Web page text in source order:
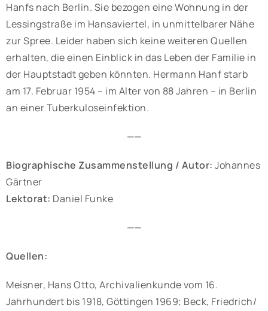
Hanfs nach Berlin. Sie bezogen eine Wohnung in der
Lessingstraße im Hansaviertel, in unmittelbarer Nähe
zur Spree. Leider haben sich keine weiteren Quellen
erhalten, die einen Einblick in das Leben der Familie in
der Hauptstadt geben könnten. Hermann Hanf starb
am 17. Februar 1954 – im Alter von 88 Jahren – in Berlin
an einer Tuberkuloseinfektion.
——
Biographische Zusammenstellung / Autor: Johannes
Gärtner
Lektorat: Daniel Funke
——
Quellen:
Meisner, Hans Otto, Archivalienkunde vom 16.
Jahrhundert bis 1918, Göttingen 1969; Beck, Friedrich/